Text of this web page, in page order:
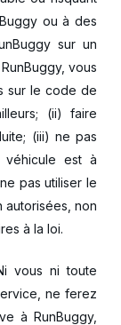
ou à des
sur un
vous
sur le code de
(ii) faire
(iii) ne pas
véhicule est à
pas utiliser le
autorisées, non
à la loi.
vous ni toute
ne ferez
à RunBuggy,